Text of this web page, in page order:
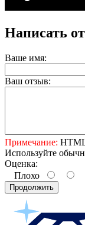
Написать
Ваше имя:
Ваш отзыв:
Примечание:
Используйте
Оценка:
Плохо
Продолжить